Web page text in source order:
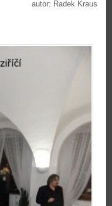
autor: Radek Kraus